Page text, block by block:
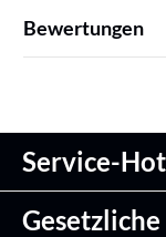
Bewertungen
Service-